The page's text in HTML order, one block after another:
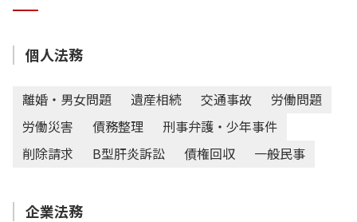
個人法務
離婚・男女問題 遺産相続 交通事故
労働問題
労働災害
債務整理
刑事弁護・少年事件
削除請求
B型肝炎訴訟 債権回収 一般民事
企業法務